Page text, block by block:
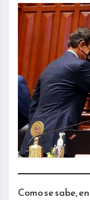
Como se sabe,